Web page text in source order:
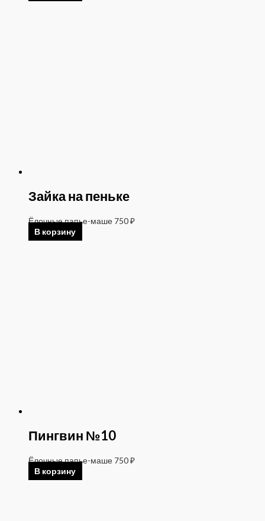
Зайка на пеньке
Ёлочные папье-маше 750₽
В корзину
Пингвин №10
Ёлочные папье-маше 750₽
В корзину